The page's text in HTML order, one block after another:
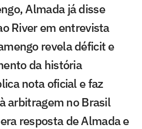
Almada já disse
River em entrevista
revela déficit e
da história
nota oficial e faz
arbitragem no Brasil
resposta de Almada e